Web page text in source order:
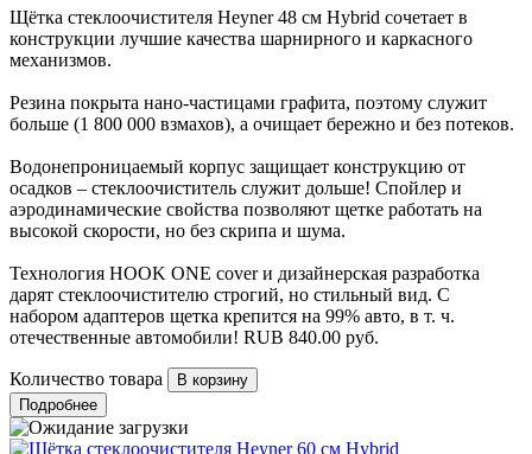
Щётка стеклоочистителя Heyner 48 см Hybrid сочетает в
конструкции лучшие качества шарнирного и каркасного
механизмов.
Резина покрыта нано-частицами графита, поэтому служит
больше (1 800 000 взмахов), а очищает бережно и без потеков.
Водонепроницаемый корпус защищает конструкцию от
осадков – стеклоочиститель служит дольше! Спойлер и
аэродинамические свойства позволяют щетке работать на
высокой скорости, но без скрипа и шума.
Технология HOOK ONE cover и дизайнерская разработка
дарят стеклоочистителю строгий, но стильный вид. С
набором адаптеров щетка крепится на 99% авто, в т. ч.
отечественные автомобили! RUB 840.00 руб.
Количество товара
Подробнее